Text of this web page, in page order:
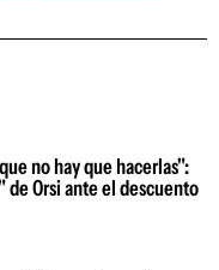
no hay que hacerlas":
Orsi ante el descuento